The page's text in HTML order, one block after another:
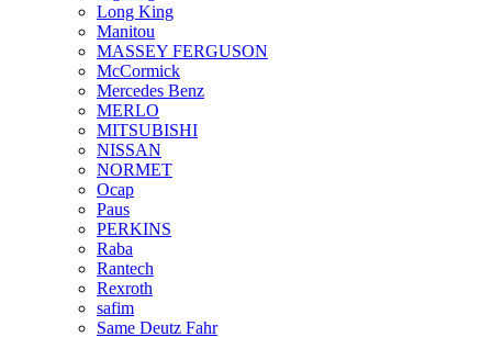
Long King
Manitou
MASSEY FERGUSON
McCormick
Mercedes Benz
MERLO
MITSUBISHI
NISSAN
NORMET
Ocap
Paus
PERKINS
Raba
Rantech
Rexroth
safim
Same Deutz Fahr